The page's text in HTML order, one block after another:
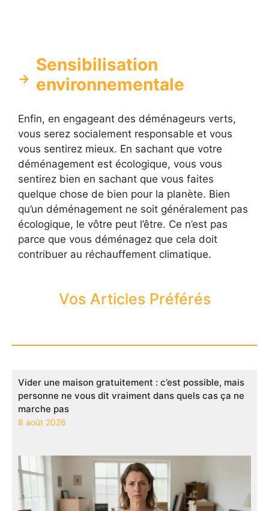
Sensibilisation
environnementale
Enfin, en engageant des déménageurs verts,
vous serez socialement responsable et vous
vous sentirez mieux. En sachant que votre
déménagement est écologique, vous vous
sentirez bien en sachant que vous faites
quelque chose de bien pour la planète. Bien
qu’un déménagement ne soit généralement pas
écologique, le vôtre peut l’être. Ce n’est pas
parce que vous déménagez que cela doit
contribuer au réchauffement climatique.
Vos Articles Préférés
Vider une maison gratuitement : c’est possible, mais
personne ne vous dit vraiment dans quels cas ça ne
marche pas
8 août 2026